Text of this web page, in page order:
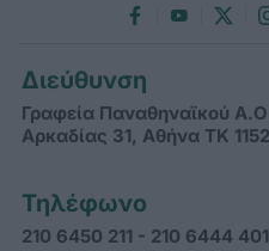
Διεύθυνση
Γραφεία Παναθηναϊκού
Αρκαδίας 31, Αθήνα ΤΚ
Τηλέφωνο
210 6450 211 - 210 6444 401